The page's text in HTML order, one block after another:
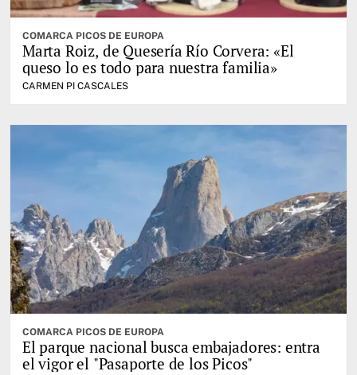
COMARCA PICOS DE EUROPA
Marta Roiz, de Quesería Río Corvera: «El
queso lo es todo para nuestra familia»
CARMEN PI CASCALES
COMARCA PICOS DE EUROPA
El parque nacional busca embajadores: entra
el vigor el "Pasaporte de los Picos"